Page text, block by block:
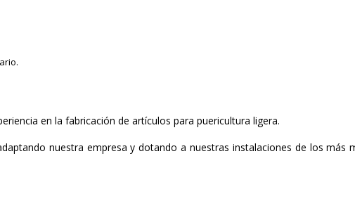
en la fabricación de artículos para puericultura ligera.
nuestra empresa y dotando a nuestras instalaciones de los